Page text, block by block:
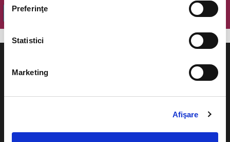
Preferinţe
Statistici
Marketing
Afişare
OK
Cum comand bilete?